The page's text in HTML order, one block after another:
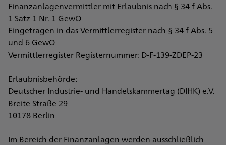
Finanzanlagenvermittler mit Erlaubnis nach § 34 f Abs.
1 Satz 1 Nr. 1 GewO
Eingetragen in das Vermittlerregister nach § 34 f Abs. 5
und 6 GewO
Vermittlerregister Registernummer: D-F-139-ZDEP-23
Erlaubnisbehörde:
Deutscher Industrie- und Handelskammertag (DIHK) e.V.
Breite Straße 29
10178 Berlin
Im Bereich der Finanzanlagen werden ausschließlich